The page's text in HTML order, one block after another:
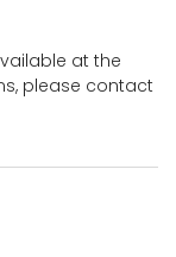
at the
please contact